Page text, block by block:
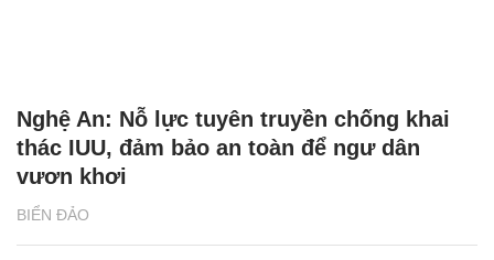
BIỂN ĐẢO
Nghệ An: Nỗ lực tuyên truyền chống khai
thác IUU, đảm bảo an toàn để ngư dân
vươn khơi